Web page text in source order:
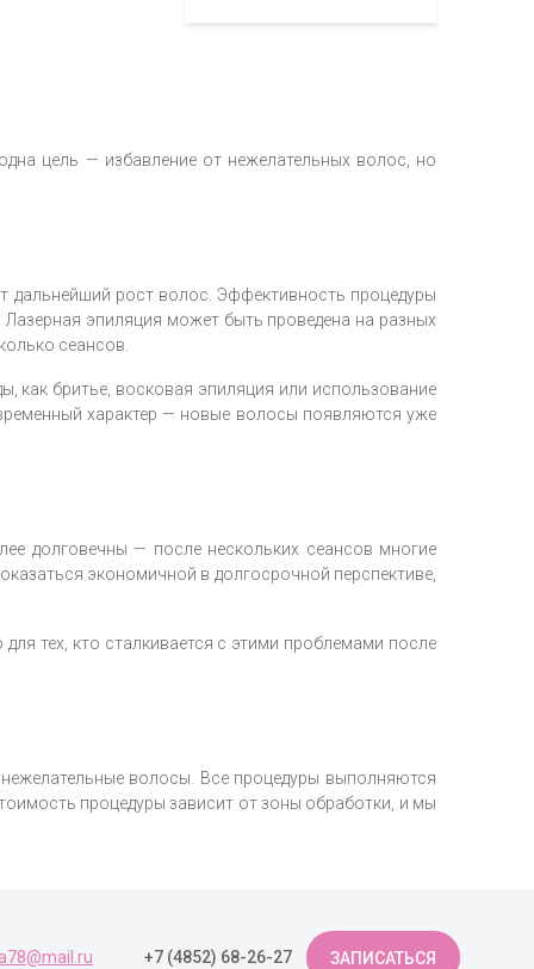
цель — избавление от нежелательных волос, но
дальнейший рост волос. Эффективность процедуры
эпиляция может быть проведена на разных
сеансов.
как бритье, восковая эпиляция или использование
характер — новые волосы появляются уже
долговечны — после нескольких сеансов многие
экономичной в долгосрочной перспективе,
тех, кто сталкивается с этими проблемами после
волосы. Все процедуры выполняются
процедуры зависит от зоны обработки, и мы
+7 (4852) 68-26-27 ЗАПИСАТЬСЯ